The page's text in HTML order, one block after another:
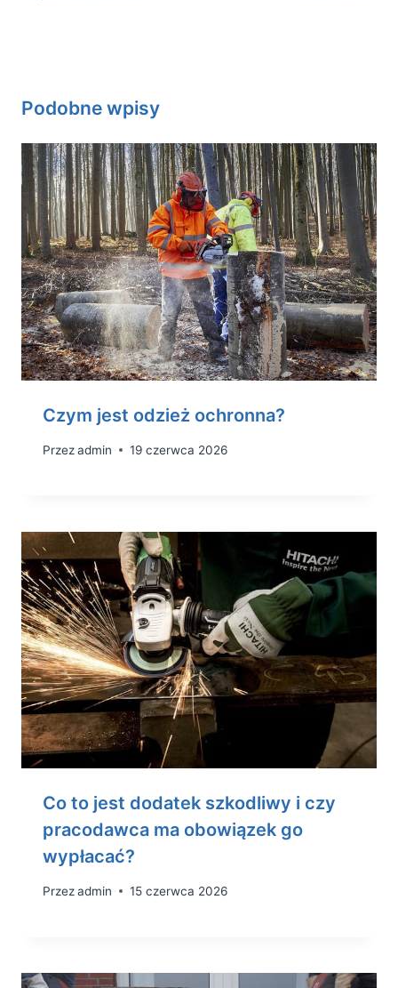
Podobne wpisy
Czym jest odzież ochronna?
Przezadmin 19 czerwca 2026
Co to jest dodatek szkodliwy i czy
pracodawca ma obowiązek go
wypłacać?
Przezadmin 15 czerwca 2026